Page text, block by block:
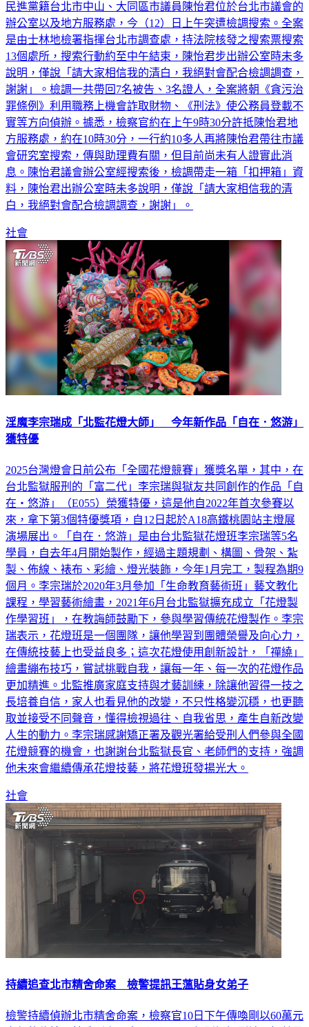
民進黨籍台北市中山、大同區市議員陳怡君位於台北市議會的
辦公室以及地方服務處，今（12）日上午突遭檢調搜索。全案
是由士林地檢署指揮台北市調查處，持法院核發之搜索票搜索
13個處所，搜索行動約至中午結束，陳怡君步出辦公室時未多
說明，僅說「請大家相信我的清白，我絕對會配合檢調調查，
謝謝」。檢調一共帶回7名被告、3名證人，全案將朝《貪污治
罪條例》利用職務上機會詐取財物、《刑法》使公務員登載不
實等方向偵辦。據悉，檢察官約在上午9時30分許抵陳怡君地
方服務處，約在10時30分，一行約10多人再將陳怡君帶往市議
會研究室搜索，傳與助理費有關，但目前尚未有人證實此消
息。陳怡君議會辦公室經搜索後，檢調帶走一箱「扣押箱」資
料，陳怡君出辦公室時未多說明，僅說「請大家相信我的清
白，我絕對會配合檢調調查，謝謝」。
社會
淫魔李宗瑞成「北監花燈大師」 今年新作品「自在．悠游」
獲特優
2025台灣燈會日前公布「全國花燈競賽」獲獎名單，其中，在
台北監獄服刑的「富二代」李宗瑞與獄友共同創作的作品「自
在‧悠游」（E055）榮獲特優，這是他自2022年首次參賽以
來，拿下第3個特優獎項，自12日起於A18高鐵桃園站主燈展
演場展出。「自在．悠游」是由台北監獄花燈班李宗瑞等5名
學員，自去年4月開始製作，經過主題規劃、構圖、骨架、紮
製、佈線、裱布、彩繪、燈光裝飾，今年1月完工，製程為期9
個月。李宗瑞於2020年3月參加「生命教育藝術班」藝文教化
課程，學習藝術繪畫，2021年6月台北監獄擴充成立「花燈製
作學習班」，在教誨師鼓勵下，參與學習傳統花燈製作。李宗
瑞表示，花燈班是一個團隊，讓他學習到團體榮譽及向心力，
在傳統技藝上也受益良多；這次花燈使用創新設計，「禪繞」
繪畫繃布技巧，嘗試挑戰自我，讓每一年、每一次的花燈作品
更加精進。北監推廣家庭支持與才藝訓練，除讓他習得一技之
長培養自信，家人也看見他的改變，不只性格變沉穩，也更聽
取並接受不同聲音，懂得檢視過往、自我省思，產生自新改變
人生的動力。李宗瑞感謝矯正署及觀光署給受刑人們參與全國
花燈競賽的機會，也謝謝台北監獄長官、老師們的支持，強調
他未來會繼續傳承花燈技藝，將花燈班發揚光大。
社會
持續追查北市精舍命案 檢警提訊王薀貼身女弟子
檢警持續偵辦北市精舍命案，檢察官10日下午傳喚剛以60萬元